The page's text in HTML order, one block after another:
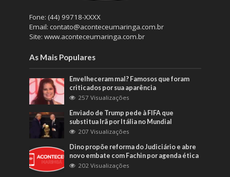
Fone: (44) 99718-XXXX
Email: contato@aconteceumaringa.com.br
Site: www.aconteceumaringa.com.br
As Mais Populares
Envelheceram mal? Famosos que foram
criticados por sua aparência
257 Visualizações
Enviado de Trump pede à FIFA que
substitua Irã por Itália no Mundial
207 Visualizações
Dino propõe reforma do Judiciário e abre
novo embate com Fachin por agenda ética
202 Visualizações